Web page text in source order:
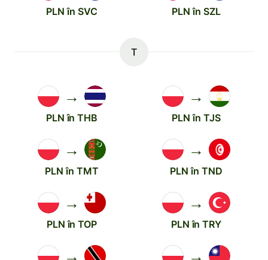
PLN în SVC PLN în SZL
T
→
PLN în THB
→
PLN în TJS
→
PLN în TMT
→
PLN în TND
→
PLN în TOP
→
PLN în TRY
→ →